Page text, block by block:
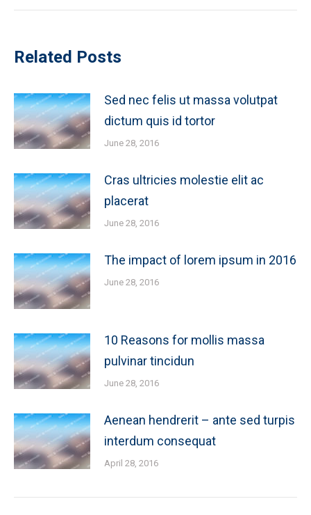
Related Posts
Sed nec felis ut massa volutpat
dictum quis id tortor
June 28, 2016
Cras ultricies molestie elit ac
placerat
June 28, 2016
The impact of lorem ipsum in 2016
June 28, 2016
10 Reasons for mollis massa
pulvinar tincidun
June 28, 2016
Aenean hendrerit – ante sed turpis
interdum consequat
April 28, 2016